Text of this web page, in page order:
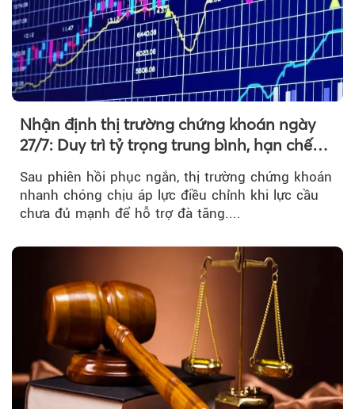
Nhận định thị trường chứng khoán ngày
27/7: Duy trì tỷ trọng trung bình, hạn chế
Sau phiên hồi phục ngắn, thị trường chứng khoán
nhanh chóng chịu áp lực điều chỉnh khi lực cầu
chưa đủ mạnh để hỗ trợ đà tăng....